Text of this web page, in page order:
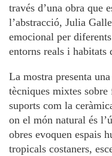
través d’una obra que
l’abstracció, Julia
emocional per
entorns reals i habitats
La mostra presenta
tècniques mixtes
suports com la
on el món natural és
obres evoquen espais
tropicals costaners,